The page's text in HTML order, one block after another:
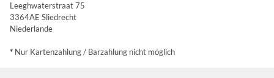
Leeghwaterstraat 75
3364AE Sliedrecht
Niederlande
* Nur Kartenzahlung / Barzahlung nicht möglich